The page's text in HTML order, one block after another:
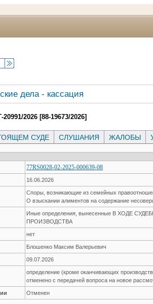
дела - кассация
2026 [88-19673/2026]
СУДЕ СЛУШАНИЯ ЖАЛОБЫ
77RS0028-02-2025-000639-08
16.06.2026
Споры, возникающие из семейных
О взыскании алиментов на содержание
Иные определения, вынесенные В ХОДЕ
ПРОИЗВОДСТВА
нет
Блошенко Максим Валерьевич
09.07.2026
определение (кроме оканчивающих
отменено с передачей вопроса на новое
Отменен